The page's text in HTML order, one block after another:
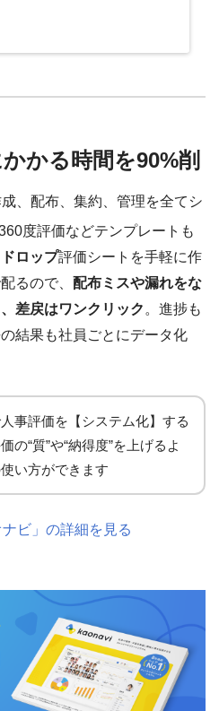
かかる時間を90%削
、配布、集約、管理を全てシ
度評価などテンプレートも
ドロップ評価シートを手軽に作
るので、 配布ミスや漏れをな
差戻はワンクリック。進捗も
結果も社員ごとにデータ化
事評価を【システム化】する
の“質”や“納得度”を上げるよ
い方ができます
ビ」の詳細を見る